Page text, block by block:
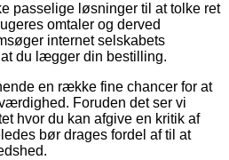
passelige løsninger til at tolke ret
omtaler og derved
internet selskabets
du lægger din bestilling.
en række fine chancer for at
Foruden det ser vi
hvor du kan afgive en kritik af
bør drages fordel af til at